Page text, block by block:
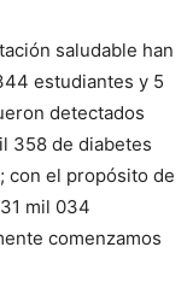
saludable han
estudiantes y 5
detectados
358 de diabetes
con el propósito de
mil 034
comenzamos